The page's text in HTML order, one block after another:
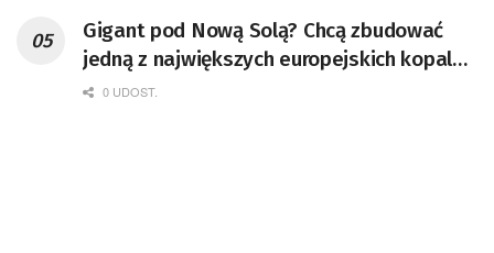
Gigant pod Nową Solą? Chcą zbudować
jedną z największych europejskich kopalń
miedzi
0 UDOST.